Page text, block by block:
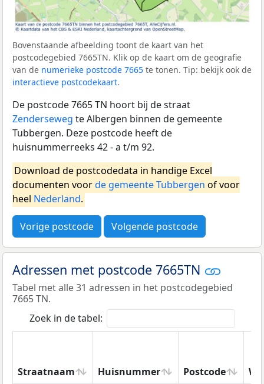
Bovenstaande afbeelding toont de kaart van het
postcodegebied 7665TN. Klik op de kaart om de geografie
van de numerieke postcode 7665 te tonen. Tip: bekijk ook de
interactieve postcodekaart.
De postcode 7665 TN hoort bij de straat
Zenderseweg te Albergen binnen de gemeente
Tubbergen. Deze postcode heeft de
huisnummerreeks 42 - a t/m 92.
Download de postcodedata in handige Excel
documenten voorde gemeente Tubbergen of voor
heel Nederland.
Vorige postcode Volgende postcode
Adressen met postcode 7665TN
Tabel met alle 31 adressen in het postcodegebied
7665 TN.
Zoek in de tabel:
Straatnaam Huisnummer Postcode